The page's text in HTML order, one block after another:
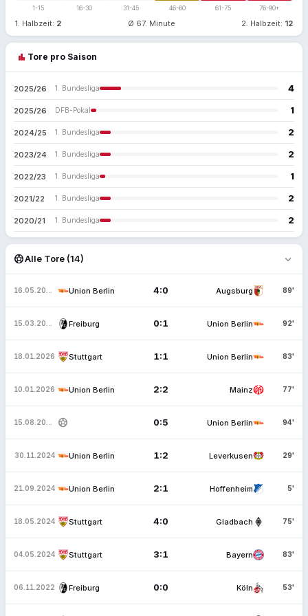
1-15 16-30 31-45 46-60 61-75 76-90+
1. Halbzeit: 2 Ø 67. Minute 2. Halbzeit: 12
bar_chart Tore pro Saison
2025/26 1. Bundesliga 4
2025/26 DFB-Pokal 1
2024/25 1. Bundesliga 2
2023/24 1. Bundesliga 2
2022/23 1. Bundesliga 1
2021/22 1. Bundesliga 2
2020/21 1. Bundesliga 2
sports_soccerAlle Tore (14) expand_more
Union Berlin 4:0 Augsburg 89'
Freiburg 0:1 Union Berlin 92'
18.01.2026 Stuttgart 1:1 Union Berlin 83'
10.01.2026 Union Berlin 2:2 Mainz 77'
sports_soccer 0:5 Union Berlin 94'
30.11.2024 Union Berlin 1:2 Leverkusen 29'
21.09.2024 Union Berlin 2:1 Hoffenheim 5'
18.05.2024 Stuttgart 4:0 Gladbach 75'
04.05.2024 Stuttgart 3:1 Bayern 83'
06.11.2022 Freiburg 0:0 Köln 53'